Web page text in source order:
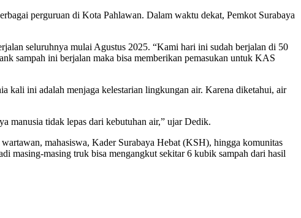
perguruan di Kota Pahlawan. Dalam waktu dekat, Pemkot Surabaya
seluruhnya mulai Agustus 2025. “Kami hari ini sudah berjalan di 50
sampah ini berjalan maka bisa memberikan pemasukan untuk KAS
kali ini adalah menjaga kelestarian lingkungan air. Karena diketahui, air
manusia tidak lepas dari kebutuhan air,” ujar Dedik.
mahasiswa, Kader Surabaya Hebat (KSH), hingga komunitas
masing-masing truk bisa mengangkut sekitar 6 kubik sampah dari hasil